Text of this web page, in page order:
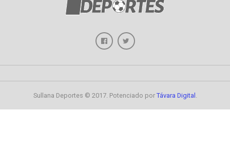
Sullana Deportes © 2017. Potenciado por Távara Digital .